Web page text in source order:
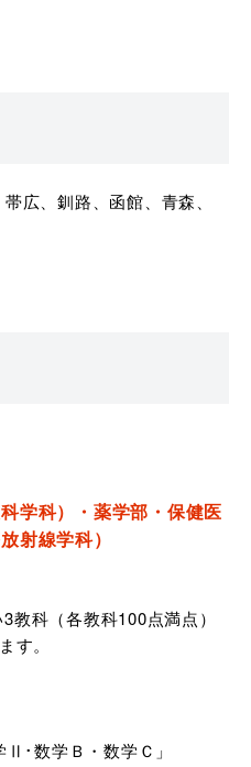
広、釧路、函館、青森、
学科）・薬学部・保健医
射線学科）
教科（各教科100点満点）
す。
･数学Ｂ・数学Ｃ」